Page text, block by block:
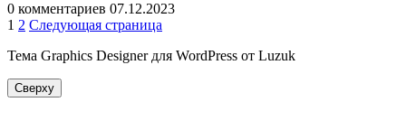
0 комментариев 07.12.2023
Пагинация
записей
Страницу
1 Страницу
2 Следующая страница
Тема Graphics Designer для WordPress от Luzuk
Сверху